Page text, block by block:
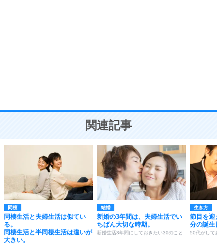
ことが大切。
関連記事
同棲
同棲生活と夫婦生活は似てい
る。
同棲生活と半同棲生活は違いが
大きい。
結婚
新婚の3年間は、夫婦生活でい
ちばん大切な時期。
新婚生活3年間にしておきたい30のこと
生き方
節目を迎
分の誕生
50代がして